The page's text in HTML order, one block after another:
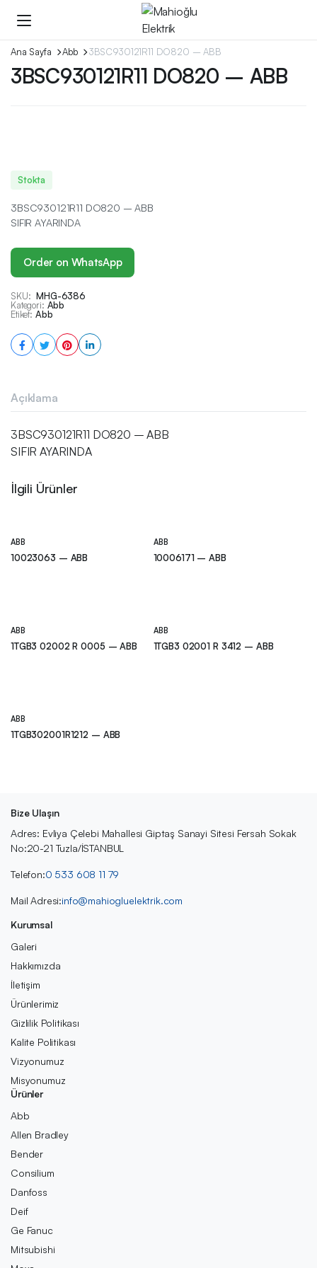
Ana Sayfa Abb 3BSC930121R11 DO820 – ABB
3BSC930121R11 DO820 – ABB
Stokta
3BSC930121R11 DO820 – ABB
SIFIR AYARINDA
Order on WhatsApp
SKU: MHG-6386
Kategori: Abb
Etiket: Abb
Açıklama
3BSC930121R11 DO820 – ABB
SIFIR AYARINDA
İlgili Ürünler
ABB
10023063 – ABB
ABB
10006171 – ABB
ABB
1TGB3 02002 R 0005 – ABB
ABB
1TGB3 02001 R 3412 – ABB
ABB
1TGB302001R1212 – ABB
Bize Ulaşın
Adres: Evliya Çelebi Mahallesi Giptaş Sanayi Sitesi Fersah Sokak
No:20-21 Tuzla/İSTANBUL
Telefon:0 533 608 11 79
Mail Adresi:info@mahiogluelektrik.com
Kurumsal
Galeri
Hakkımızda
İletişim
Ürünlerimiz
Gizlilik Politikası
Kalite Politikası
Vizyonumuz
Misyonumuz
Ürünler
Abb
Allen Bradley
Bender
Consilium
Danfoss
Deif
Ge Fanuc
Mitsubishi